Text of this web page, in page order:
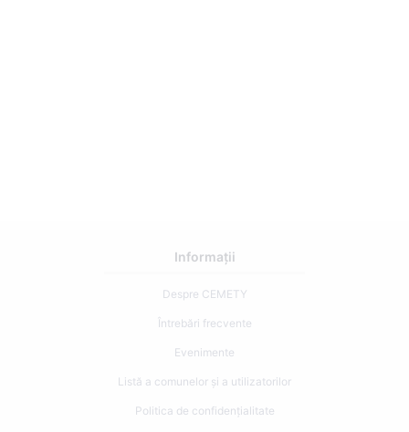
Informații
Despre CEMETY
Întrebări frecvente
Evenimente
Listă a comunelor și a utilizatorilor
Politica de confidențialitate